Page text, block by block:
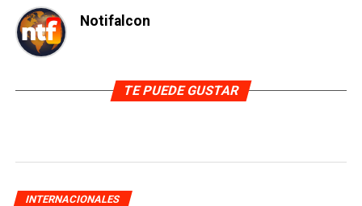
Notifalcon
TE PUEDE GUSTAR
INTERNACIONALES